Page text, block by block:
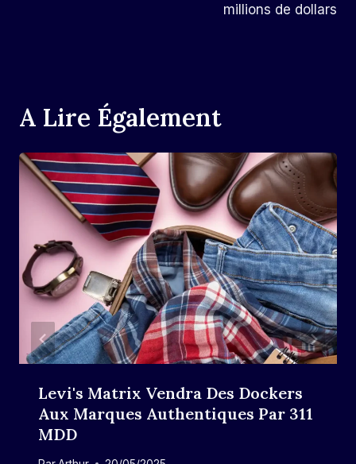
millions de dollars
A Lire Également
Levi's Matrix Vendra Des Dockers
Aux Marques Authentiques Par 311
MDD